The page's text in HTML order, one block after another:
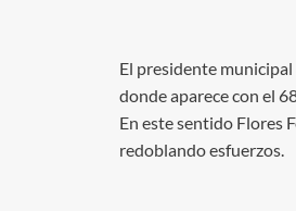
El presidente
donde aparece con el
En este sentido Flores
redoblando esfuerzos.